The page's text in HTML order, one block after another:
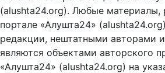
(alushta24.org). Любые материалы,
портале «Алушта24»
редакции, нештатными авторами
являются объектами авторского
«Алушта24» (alushta24.org) на